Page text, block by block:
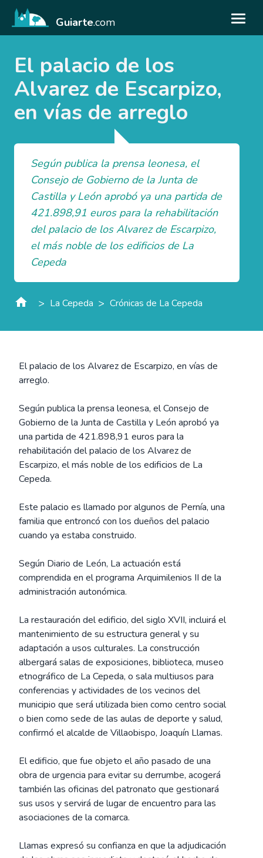
Guiarte.com
El palacio de los
Alvarez de Escarpizo,
en vías de arreglo
Según publica la prensa leonesa, el
Consejo de Gobierno de la Junta de
Castilla y León aprobó ya una partida de
421.898,91 euros para la rehabilitación
del palacio de los Alvarez de Escarpizo,
el más noble de los edificios de La
Cepeda
> La Cepeda > Crónicas de La Cepeda
El palacio de los Alvarez de Escarpizo, en vías de
arreglo.
Según publica la prensa leonesa, el Consejo de
Gobierno de la Junta de Castilla y León aprobó ya
una partida de 421.898,91 euros para la
rehabilitación del palacio de los Alvarez de
Escarpizo, el más noble de los edificios de La
Cepeda.
Este palacio es llamado por algunos de Pernía, una
familia que entroncó con los dueños del palacio
cuando ya estaba construido.
Según Diario de León, La actuación está
comprendida en el programa Arquimilenios II de la
administración autonómica.
La restauración del edificio, del siglo XVII, incluirá el
mantenimiento de su estructura general y su
adaptación a usos culturales. La construcción
albergará salas de exposiciones, biblioteca, museo
etnográfico de La Cepeda, o sala multiusos para
conferencias y actividades de los vecinos del
municipio que será utilizada bien como centro social
o bien como sede de las aulas de deporte y salud,
confirmó el alcalde de Villaobispo, Joaquín Llamas.
El edificio, que fue objeto el año pasado de una
obra de urgencia para evitar su derrumbe, acogerá
también las oficinas del patronato que gestionará
sus usos y servirá de lugar de encuentro para las
asociaciones de la comarca.
Llamas expresó su confianza en que la adjudicación